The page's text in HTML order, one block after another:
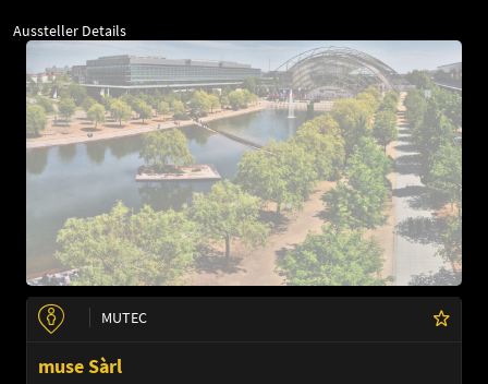
Aussteller Details
MUTEC
muse Sàrl